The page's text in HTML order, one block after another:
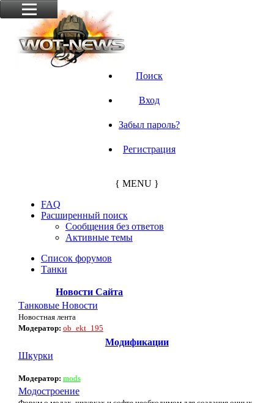
Поиск
Вход
Забыл пароль?
Регистрация
{ MENU }
FAQ
Расширенный поиск
Сообщения без ответов
Активные темы
Список форумов
Танки
Новости Сайта
Танковые Новости
Новостная лента
Модератор: ob_ekt_195
Модификации
Шкурки
Модератор: mods
Модостроение